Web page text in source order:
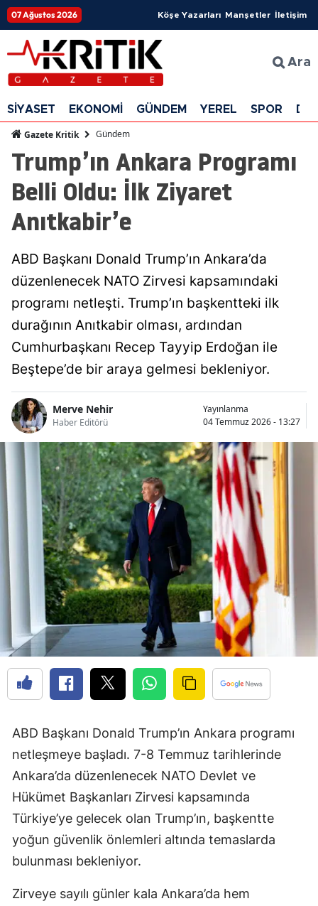
07 Ağustos 2026 Köşe Yazarları Manşetler İletişim
Ara
SİYASET EKONOMİ GÜNDEM YEREL SPOR
Gazete Kritik Gündem
Trump’ın Ankara Programı
Belli Oldu: İlk Ziyaret
Anıtkabir’e
ABD Başkanı Donald Trump’ın Ankara’da
düzenlenecek NATO Zirvesi kapsamındaki
programı netleşti. Trump’ın başkentteki ilk
durağının Anıtkabir olması, ardından
Cumhurbaşkanı Recep Tayyip Erdoğan ile
Beştepe’de bir araya gelmesi bekleniyor.
Merve Nehir
Haber Editörü
Yayınlanma
04 Temmuz 2026 - 13:27
ABD Başkanı Donald Trump’ın Ankara programı
netleşmeye başladı. 7-8 Temmuz tarihlerinde
Ankara’da düzenlenecek NATO Devlet ve
Hükümet Başkanları Zirvesi kapsamında
Türkiye’ye gelecek olan Trump’ın, başkentte
yoğun güvenlik önlemleri altında temaslarda
bulunması bekleniyor.
Zirveye sayılı günler kala Ankara’da hem